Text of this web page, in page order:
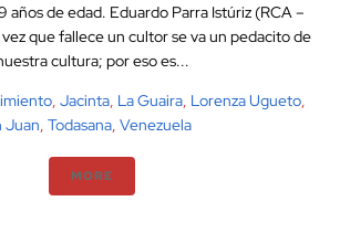
años de edad. Eduardo Parra Istúriz (RCA –
que fallece un cultor se va un pedacito de
cultura; por eso es...
, Jacinta, La Guaira, Lorenza Ugueto,
Juan, Todasana, Venezuela
MORE